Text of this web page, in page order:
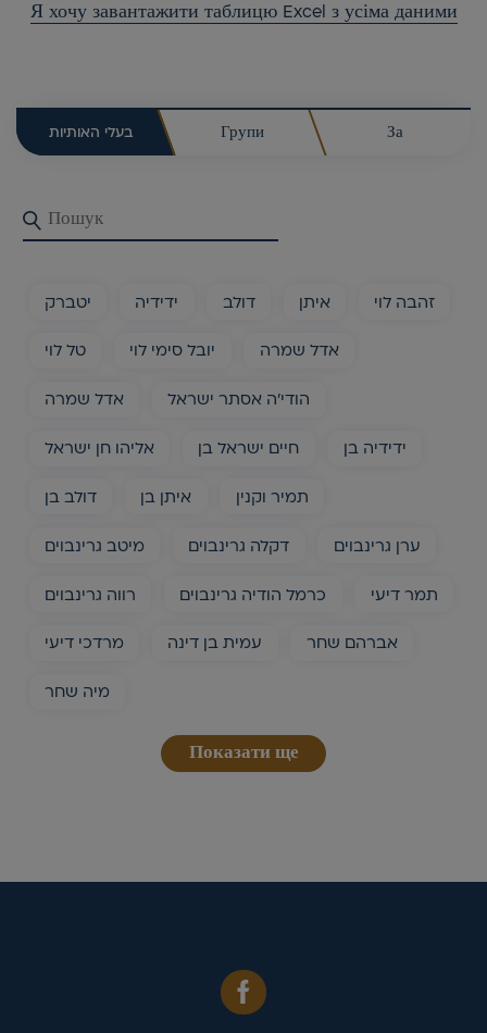
Я хочу завантажити таблицю Excel з усіма даними
בעלי האותיות Групи За
יטברק ידידיה דולב איתן זהבה לוי
טל לוי יובל סימי לוי אדל שמרה
אדל שמרה הודי'ה אסתר ישראל
אליהו חן ישראל חיים ישראל בן ידידיה בן
דולב בן איתן בן תמיר וקנין
מיטב גרינבוים דקלה גרינבוים ערן גרינבוים
רווה גרינבוים כרמל הודיה גרינבוים תמר דיעי
מרדכי דיעי עמית בן דינה אברהם שחר
מיה שחר
Показати ще